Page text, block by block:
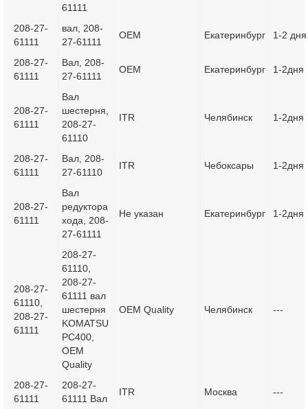
61111
208-27-
61111
вал, 208-
27-61111
OEM Екатеринбург 1-2 дня
208-27-
61111
Вал, 208-
27-61111
OEM Екатеринбург 1-2дня
208-27-
61111
Вал
шестерня,
208-27-
61110
ITR Челябинск 1-2дня
208-27-
61111
Вал, 208-
27-61110
ITR Чебоксары 1-2дня
208-27-
61111
Вал
редуктора
хода, 208-
27-61111
Не указан Екатеринбург 1-2дня
208-27-
61110,
208-27-
61111
208-27-
61110,
208-27-
61111 вал
шестерня
KOMATSU
PC400,
OEM
Quality
OEM Quality Челябинск ---
208-27-
61111
208-27-
61111 Вал
ITR Москва ---